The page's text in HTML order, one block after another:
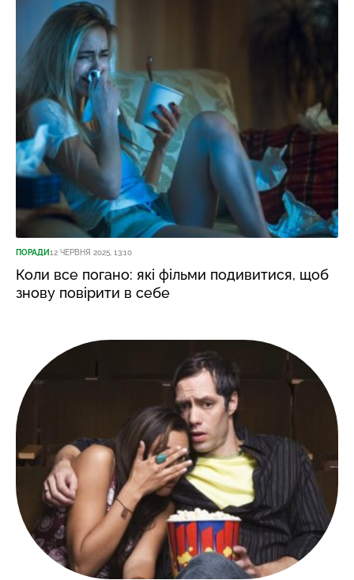
ПОРАДИ12 ЧЕРВНЯ 2025, 13:10
Коли все погано: які фільми подивитися, щоб
знову повірити в себе